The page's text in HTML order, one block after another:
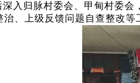
深入归脉村委会、甲甸村委
治、上级反馈问题自查整改等